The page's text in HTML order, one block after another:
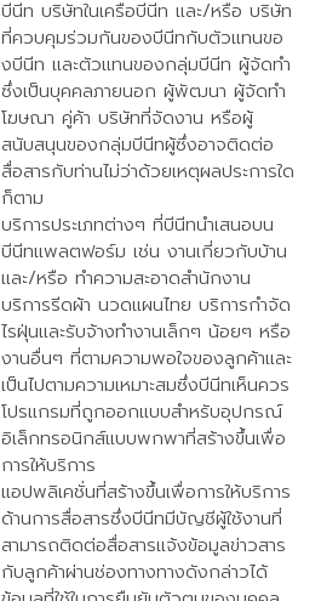
บีนีท บริษัทในเครือบีนีท และ/หรือ บริษัท
ที่ควบคุมร่วมกันของบีนีทกับตัวแทนขอ
งบีนีท และตัวแทนของกลุ่มบีนีท ผู้จัดทำ
ซึ่งเป็นบุคคลภายนอก ผู้พัฒนา ผู้จัดทำ
โฆษณา คู่ค้า บริษัทที่จัดงาน หรือผู้
สนับสนุนของกลุ่มบีนีทผู้ซึ่งอาจติดต่อ
สื่อสารกับท่านไม่ว่าด้วยเหตุผลประการใด
ก็ตาม
บริการประเภทต่างๆ ที่บีนีทนำเสนอบน
บีนีทแพลตฟอร์ม เช่น งานเกี่ยวกับบ้าน
และ/หรือ ทำความสะอาดสำนักงาน
บริการรีดผ้า นวดแผนไทย บริการกำจัด
ไรฝุ่นและรับจ้างทำงานเล็กๆ น้อยๆ หรือ
งานอื่นๆ ที่ตามความพอใจของลูกค้าและ
เป็นไปตามความเหมาะสมซึ่งบีนีทเห็นควร
โปรแกรมที่ถูกออกแบบสำหรับอุปกรณ์
อิเล็กทรอนิกส์แบบพกพาที่สร้างขึ้นเพื่อ
การให้บริการ
แอปพลิเคชั่นที่สร้างขึ้นเพื่อการให้บริการ
ด้านการสื่อสารซึ่งบีนีทมีบัญชีผู้ใช้งานที่
สามารถติดต่อสื่อสารแจ้งข้อมูลข่าวสาร
กับลูกค้าผ่านช่องทางทางดังกล่าวได้